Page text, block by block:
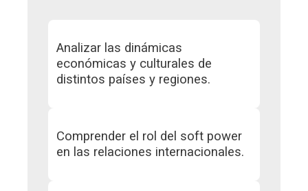
Analizar las dinámicas
económicas y culturales de
distintos países y regiones.
Comprender el rol del soft power
en las relaciones internacionales.